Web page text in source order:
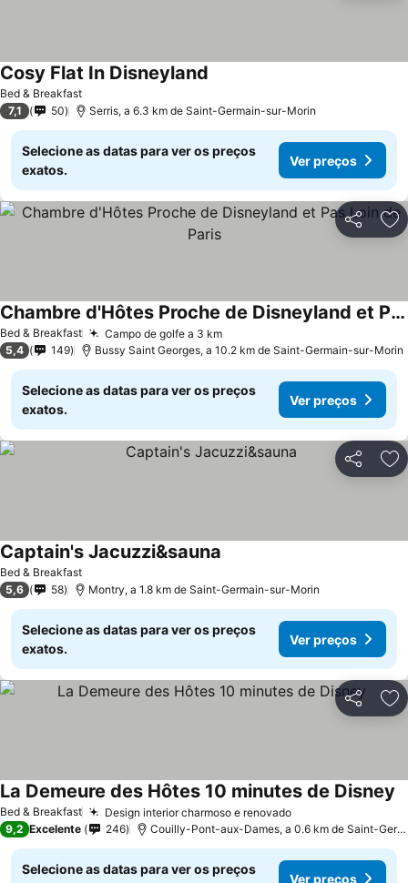
Bed & Breakfast
Cosy Flat In Disneyland
7,1 50 Serris, a 6.3 km de Saint-Germain-sur-Morin
Selecione as datas para ver os preços
exatos.
Ver preços
Partilhar
Bed & Breakfast Campo de golfe a 3 km
Chambre d'Hôtes Proche de Disneyland et Pas Loin de Paris
5,4 149 Bussy Saint Georges, a 10.2 km de Saint-Germain-sur-Morin
Selecione as datas para ver os preços
exatos.
Ver preços
Partilhar
Bed & Breakfast
Captain's Jacuzzi&sauna
5,6 58 Montry, a 1.8 km de Saint-Germain-sur-Morin
Selecione as datas para ver os preços
exatos.
Ver preços
Partilhar
Bed & Breakfast Design interior charmoso e renovado
La Demeure des Hôtes 10 minutes de Disney
9,2 Excelente 246 Couilly-Pont-aux-Dames, a 0.6 km de Saint-Germain-sur-Morin
Selecione as datas para ver os preços
Ver preços